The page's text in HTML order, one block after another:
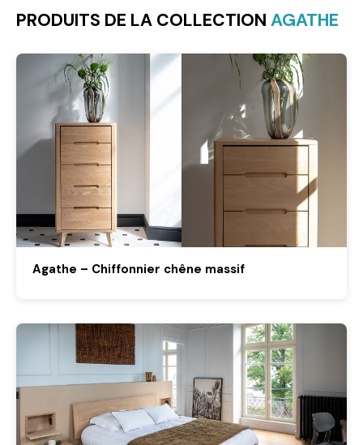
PRODUITS DE LA COLLECTION AGATHE
Agathe – Chiffonnier chêne massif